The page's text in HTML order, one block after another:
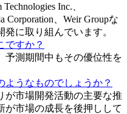
Inc.、
Corporation、Weir Groupな
に取り組んでいます。
ですか？
予測期間中もその優位性を
ようなものでしょうか？
が市場開発活動の主要な推
が市場の成長を後押しして